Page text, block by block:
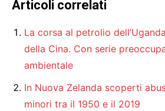
Articoli correlati
La corsa al petrolio
della Cina. Con serie
ambientale
In Nuova Zelanda scoperti
minori tra il 1950 e il 2019